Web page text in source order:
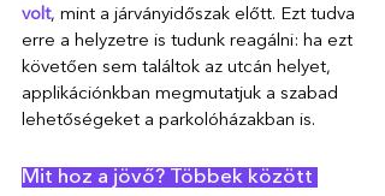
volt, mint a járványidőszak előtt. Ezt tudva
erre a helyzetre is tudunk reagálni: ha ezt
követően sem találtok az utcán helyet,
applikációnkban megmutatjuk a szabad
lehetőségeket a parkolóházakban is.
Mit hoz a jövő? Többek között